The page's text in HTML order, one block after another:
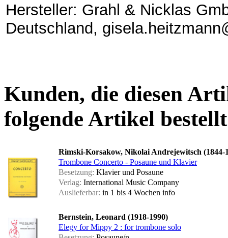
Hersteller: Grahl & Nicklas
Deutschland,
Kunden, die diesen
folgende Artikel
Rimski-Korsakow, Nikolai Andrejewitsch (1844-
Trombone Concerto - Posaune und Klavier
Besetzung: Klavier und Posaune
Verlag: International Music Company
Auslieferbar: in 1 bis 4 Wochen info
Bernstein, Leonard (1918-1990)
Elegy for Mippy 2 : for trombone solo